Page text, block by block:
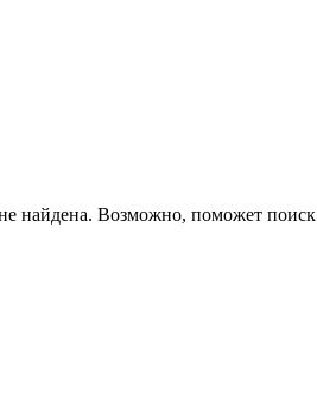
найдена. Возможно, поможет поиск